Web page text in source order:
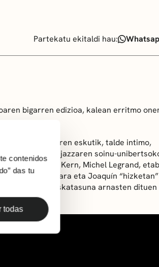
contenidos
das tu
todas
Partekatu ekitaldi hau:
bigarren edizioa, kalean erritmo
gitarristaren eskutik, talde intimo,
honek, jazzaren soinu-
Jerome Kern, Michel Legrand,
du. Ainara eta Joaquín
eta sormen-askatasuna arnasten dituen